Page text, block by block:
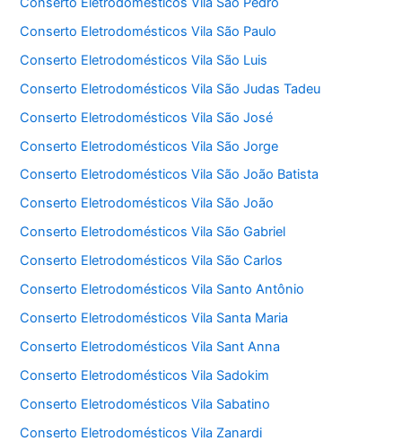
Conserto Eletrodomésticos Vila São Paulo
Conserto Eletrodomésticos Vila São Luis
Conserto Eletrodomésticos Vila São Judas Tadeu
Conserto Eletrodomésticos Vila São José
Conserto Eletrodomésticos Vila São Jorge
Conserto Eletrodomésticos Vila São João Batista
Conserto Eletrodomésticos Vila São João
Conserto Eletrodomésticos Vila São Gabriel
Conserto Eletrodomésticos Vila São Carlos
Conserto Eletrodomésticos Vila Santo Antônio
Conserto Eletrodomésticos Vila Santa Maria
Conserto Eletrodomésticos Vila Sant Anna
Conserto Eletrodomésticos Vila Sadokim
Conserto Eletrodomésticos Vila Sabatino
Conserto Eletrodomésticos Vila Zanardi